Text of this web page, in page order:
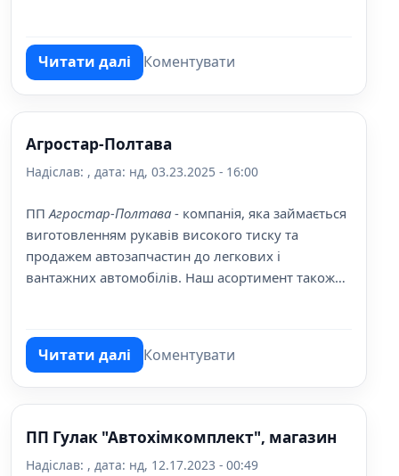
Читати даліпро ТОВ "Билар"
Коментувати
Агростар-Полтава
Надіслав: , дата: нд, 03.23.2025 - 16:00
ППАгростар-Полтава - компанія, яка займається
виготовленням рукавів високого тиску та
продажем автозапчастин до легкових і
вантажних автомобілів. Наш асортимент також
цінами.
Читати даліпро Агростар-Полтава
Коментувати
ПП Гулак "Автохімкомплект", магазин
Надіслав: , дата: нд, 12.17.2023 - 00:49